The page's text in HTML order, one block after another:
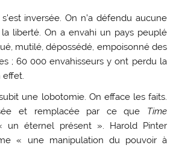
inversée. On n’a défendu aucune
liberté. On a envahi un pays peuplé
mutilé, dépossédé, empoisonné des
; 60 000 envahisseurs y ont perdu la
effet.
une lobotomie. On efface les faits.
et remplacée par ce que Time
un éternel présent ». Harold Pinter
« une manipulation du pouvoir à